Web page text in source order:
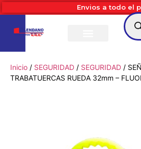
Envios a todo el
Inicio / SEGURIDAD / SEGURIDAD /
TRABATUERCAS RUEDA 32mm –